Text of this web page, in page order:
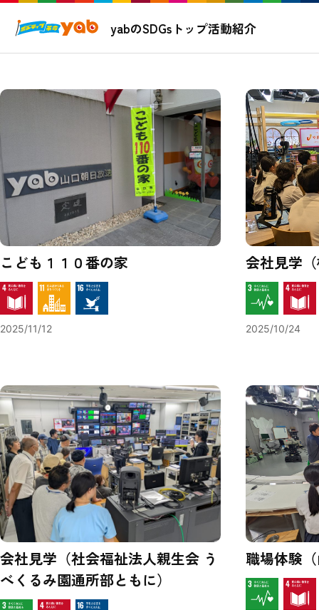
yabのSDGsトップ活動紹介
こども１１０番の家
2025/11/12
会社見学
2025/10/24
会社見学（社会福祉法人親生会 う
べくるみ園通所部ともに）
職場体験